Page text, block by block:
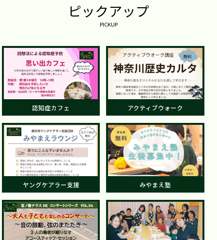
ピックアップ
PICKUP
認知症カフェ アクティブウォーク
ヤングケアラー支援 みやまえ塾